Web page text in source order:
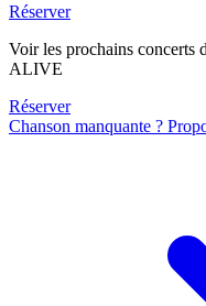
Réserver
Voir les prochains
ALIVE
Réserver
Chanson manquante ?